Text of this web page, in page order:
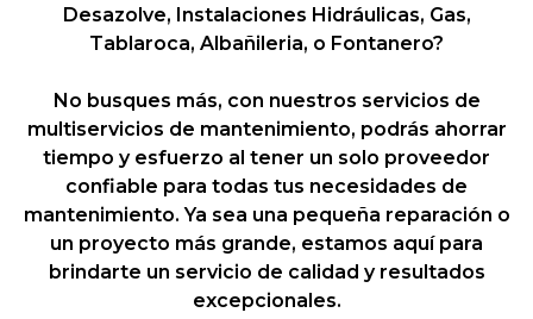
Desazolve, Instalaciones Hidráulicas, Gas,
Tablaroca, Albañileria, o Fontanero?
No busques más, con nuestros servicios de
multiservicios de mantenimiento, podrás ahorrar
tiempo y esfuerzo al tener un solo proveedor
confiable para todas tus necesidades de
mantenimiento. Ya sea una pequeña reparación o
un proyecto más grande, estamos aquí para
brindarte un servicio de calidad y resultados
excepcionales.